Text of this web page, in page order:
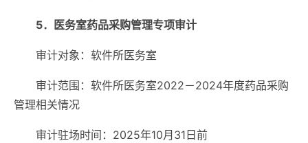
5．医务室药品采购管理专项审计
审计对象：软件所医务室
审计范围：软件所医务室2022－2024年度药品采购
管理相关情况
审计驻场时间：2025年10月31日前